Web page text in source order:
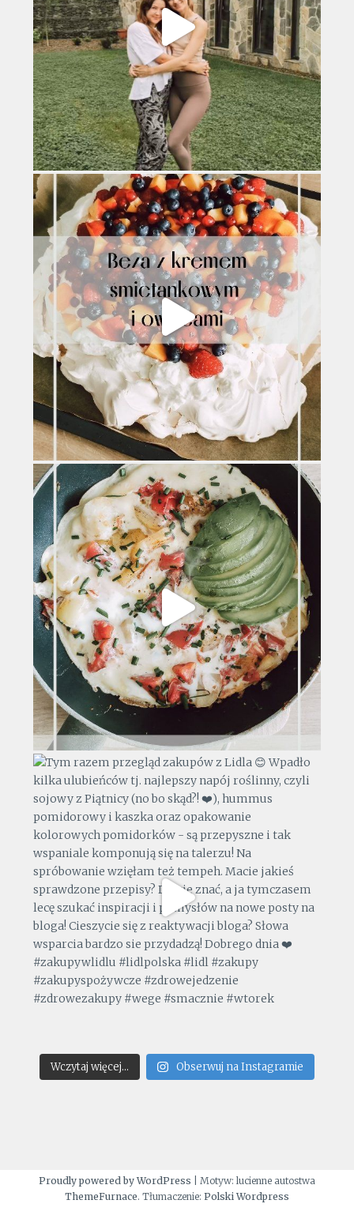
Wczytaj więcej... Obserwuj na Instagramie
Proudly powered by WordPress
Motyw: lucienne autostwa
ThemeFurnace. Tłumaczenie: Polski Wordpress